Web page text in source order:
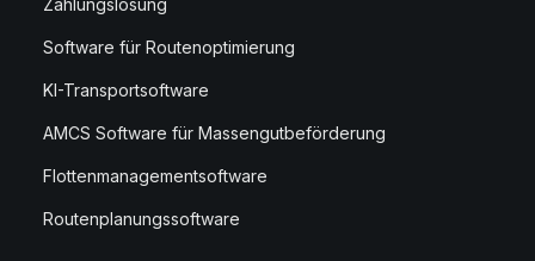
Zahlungslösung
Software für Routenoptimierung
KI-Transportsoftware
AMCS Software für Massengutbeförderung
Flottenmanagementsoftware
Routenplanungssoftware